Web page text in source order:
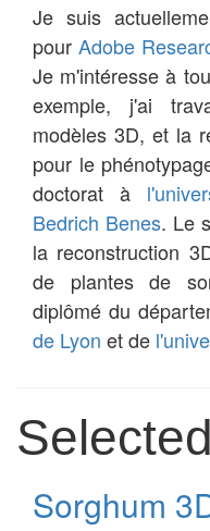
Je suis
pour Adobe
Je m'intéresse à
exemple, j'ai
modèles 3D, et la
pour le
doctorat à
Bedrich Benes. Le
la reconstruction
de plantes de
diplômé du
de Lyon et de
Sorghum